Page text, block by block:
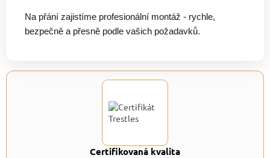
Na přání zajistíme profesionální montáž - rychle,
bezpečně a přesně podle vašich požadavků.
Certifikovaná kvalita